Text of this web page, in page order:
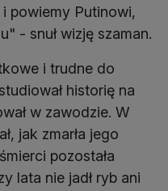
powiemy Putinowi,
- snuł wizję szaman.
i trudne do
historię na
w zawodzie. W
jak zmarła jego
pozostała
lata nie jadł ryb ani